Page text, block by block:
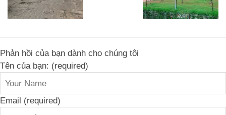
Phản hồi của bạn dành cho chúng tôi
Tên của bạn: (required)
Email (required)